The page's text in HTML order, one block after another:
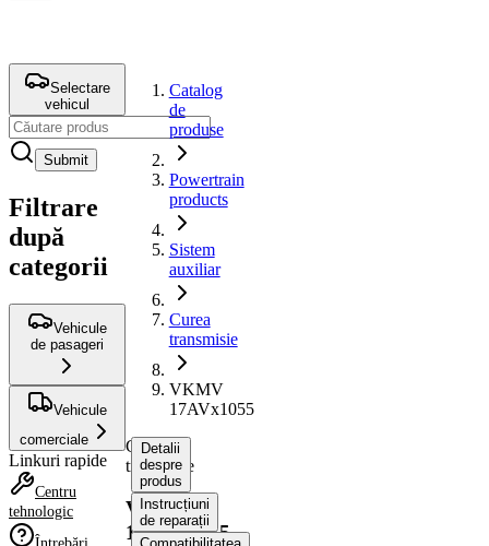
Selectare
vehicul
Submit
Filtrare
după
categorii
Vehicule
de pasageri
Vehicule
comerciale
Linkuri rapide
Centru
tehnologic
Catalog
de
produse
Powertrain
products
Sistem
auxiliar
Curea
transmisie
VKMV
17AVx1055
Curea
transmisie
VKMV
17AVx1055
Detalii
despre
produs
Instrucțiuni
de reparații